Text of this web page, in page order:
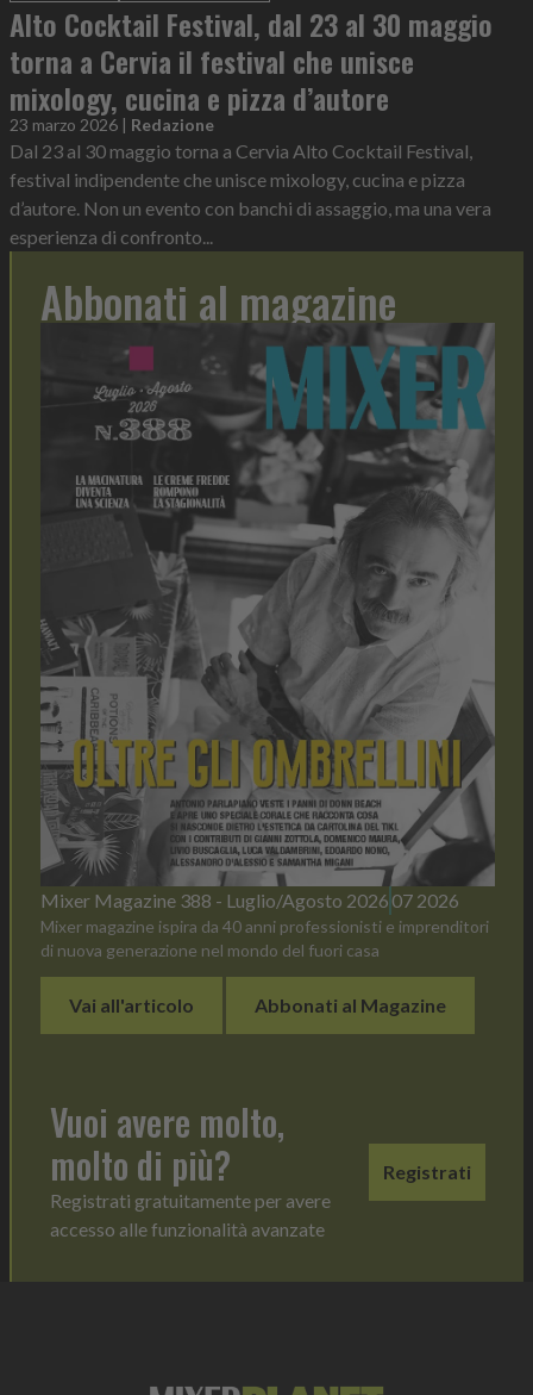
Alto Cocktail Festival, dal 23 al 30 maggio
torna a Cervia il festival che unisce
mixology, cucina e pizza d’autore
23 marzo 2026 | Redazione
Dal 23 al 30 maggio torna a Cervia Alto Cocktail Festival,
festival indipendente che unisce mixology, cucina e pizza
d’autore. Non un evento con banchi di assaggio, ma una vera
esperienza di confronto...
Abbonati al magazine
Mixer Magazine 388 - Luglio/Agosto 2026 07 2026
Mixer magazine ispira da 40 anni professionisti e imprenditori
di nuova generazione nel mondo del fuori casa
Vai all'articolo Abbonati al Magazine
Vuoi avere molto,
molto di più?
Registrati gratuitamente per avere
accesso alle funzionalità avanzate
Registrati